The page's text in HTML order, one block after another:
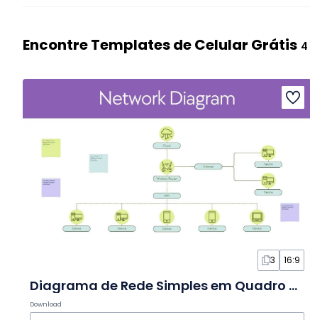
Encontre Templates de Celular Grátis 4
3 16:9
Diagrama de Rede Simples em Quadro Branco
Download